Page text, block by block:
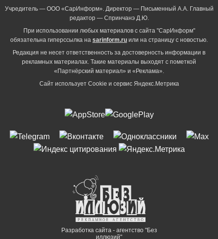
Учредитель — ООО «СарИнформ». Директор — Письменный А.А. Главный
редактор — Спринчанэ Д.Ю.
При использовании любых материалов с сайта "СарИнформ"
обязательна гиперссылка на sarinform.ru или на страницу с новостью.
Редакция не несет ответственность за достоверность информации в
рекламных материалах. Такие материалы выходят с пометкой
«Партнёрский материал» и «Реклама».
Сайт использует Cookie и сервиc Яндекс.Метрика
Разработка сайта - агентство "Без
иллюзий"